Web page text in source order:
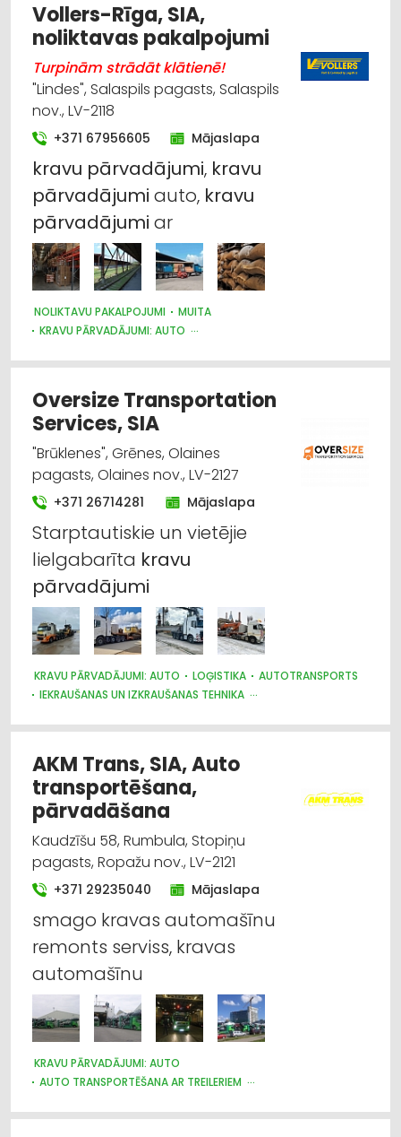
Vollers-Rīga, SIA,
noliktavas pakalpojumi
Turpinām strādāt klātienē!
"Lindes", Salaspils pagasts, Salaspils
nov., LV-2118
+371 67956605 Mājaslapa
kravu pārvadājumi, kravu
pārvadājumi auto, kravu
pārvadājumi ar
NOLIKTAVU PAKALPOJUMI
MUITA
KRAVU PĀRVADĀJUMI: AUTO
KRAVU PĀRVADĀJUMI: KUĢU
Oversize Transportation
Services, SIA
"Brūklenes", Grēnes, Olaines
pagasts, Olaines nov., LV-2127
+371 26714281 Mājaslapa
Starptautiskie un vietējie
lielgabarīta kravu
pārvadājumi
KRAVU PĀRVADĀJUMI: AUTO LOĢISTIKA
AUTOTRANSPORTS
IEKRAUŠANAS UN IZKRAUŠANAS TEHNIKA
AUTO EVAKUĀCIJA, TEHNISKĀ PALĪDZĪBA UZ CEĻA
AUTO RIEPU SERVISS
AUTO PIEKABES UN TREILERI, KEMPERI
DZINĒJI, MOTORI, TO REMONTS
AKM Trans, SIA, Auto
transportēšana,
pārvadāšana
Kaudzīšu 58, Rumbula, Stopiņu
pagasts, Ropažu nov., LV-2121
+371 29235040 Mājaslapa
smago kravas automašīnu
remonts serviss, kravas
automašīnu
KRAVU PĀRVADĀJUMI: AUTO
AUTO TRANSPORTĒŠANA AR TREILERIEM